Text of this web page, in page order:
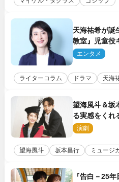
天海祐希が
教室』児童役
エンタメ
ライターコラム ドラマ 天海
望海風斗＆坂
る実感をく
原動力を語る
演劇
望海風斗 坂本昌行 ミュージ
『告白－25年